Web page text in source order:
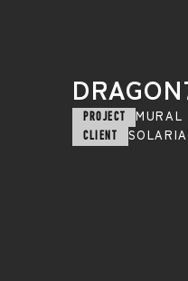
PROJECT
CLIENT